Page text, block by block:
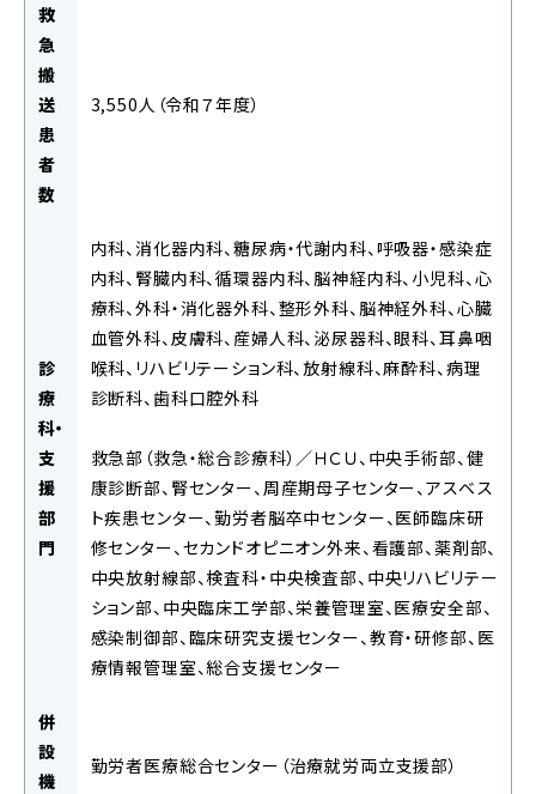
救
急
搬
送
患
者
数
3,550人（令和７年度）
診
療
科・
支
援
部
門
内科、消化器内科、糖尿病・代謝内科、呼吸器・感染症
内科、腎臓内科、循環器内科、脳神経内科、小児科、心
療科、外科・消化器外科、整形外科、脳神経外科、心臓
血管外科、皮膚科、産婦人科、泌尿器科、眼科、耳鼻咽
喉科、リハビリテーション科、放射線科、麻酔科、病理
診断科、歯科口腔外科
救急部（救急・総合診療科）／ＨＣＵ、中央手術部、健
康診断部、腎センター、周産期母子センター、アスベス
ト疾患センター、勤労者脳卒中センター、医師臨床研
修センター、セカンドオピニオン外来、看護部、薬剤部、
中央放射線部、検査科・中央検査部、中央リハビリテー
ション部、中央臨床工学部、栄養管理室、医療安全部、
感染制御部、臨床研究支援センター、教育・研修部、医
療情報管理室、総合支援センター
併
設
機
勤労者医療総合センター（治療就労両立支援部）